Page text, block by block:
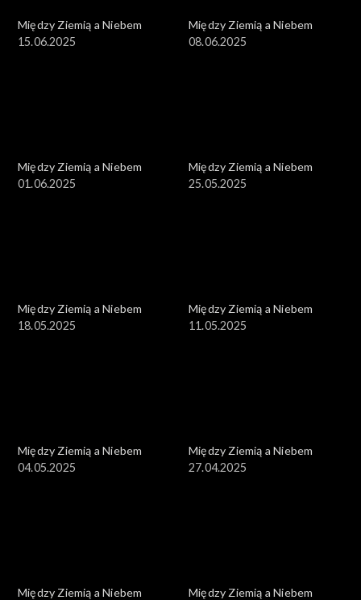
Między Ziemią a Niebem
15.06.2025
Między Ziemią a Niebem
08.06.2025
Między Ziemią a Niebem
01.06.2025
Między Ziemią a Niebem
25.05.2025
Między Ziemią a Niebem
18.05.2025
Między Ziemią a Niebem
11.05.2025
Między Ziemią a Niebem
04.05.2025
Między Ziemią a Niebem
27.04.2025
Między Ziemią a Niebem Między Ziemią a Niebem